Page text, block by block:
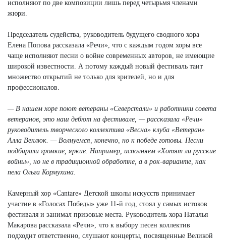
исполняют по две композиции лишь перед четырьмя членами
жюри.
Председатель судейства, руководитель будущего сводного хора
Елена Попова рассказала «Речи», что с каждым годом хоры все
чаще исполняют песни о войне современных авторов, не имеющие
широкой известности. А потому каждый новый фестиваль таит
множество открытий не только для зрителей, но и для
профессионалов.
— В нашем хоре поют ветераны «Северстали» и работники совета
ветеранов, это наш дебют на фестивале, — рассказала «Речи»
руководитель творческого коллектива «Весна» клуба «Ветеран»
Алла Веклюк. — Волнуемся, конечно, но к победе готовы. Песни
подбирали громкие, яркие. Например, исполняем «Хотят ли русские
войны», но не в традиционной обработке, а в рок-варианте, как
пела Ольга Кормухина.
Камерный хор «Саntаrе» Детской школы искусств принимает
участие в «Голосах Победы» уже 11-й год, стоял у самых истоков
фестиваля и занимал призовые места. Руководитель хора Наталья
Макарова рассказала «Речи», что к выбору песен коллектив
подходит ответственно, слушают концерты, посвященные Великой